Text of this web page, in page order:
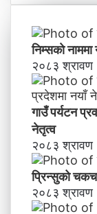
निम्सकाे
२०८३ श्रावण
गाउँ पर्यटन
नेतृत्व
२०८३ श्रावण
प्रिन्सुको
२०८३ श्रावण